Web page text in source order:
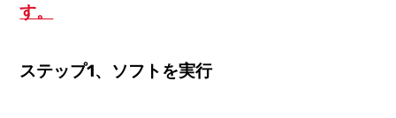
す。
ステップ1、ソフトを実行